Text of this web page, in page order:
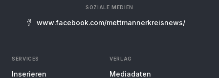
SOZIALE MEDIEN
www.facebook.com/mettmannerkreisnews/
SERVICES
Inserieren
VERLAG
Mediadaten